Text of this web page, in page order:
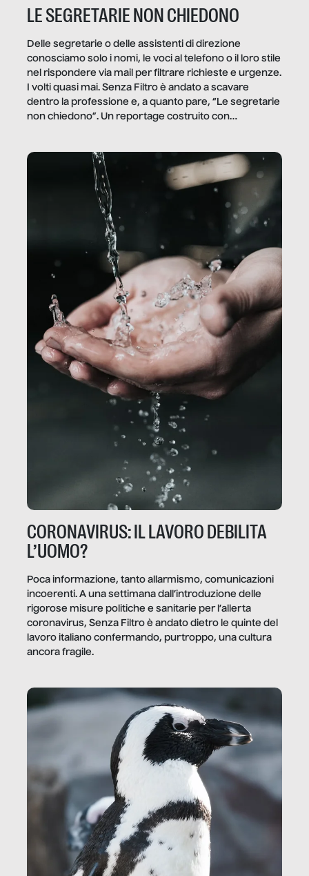
LE SEGRETARIE NON CHIEDONO
Delle segretarie o delle assistenti di direzione
conosciamo solo i nomi, le voci al telefono o il loro stile
nel rispondere via mail per filtrare richieste e urgenze.
I volti quasi mai. Senza Filtro è andato a scavare
dentro la professione e, a quanto pare, “Le segretarie
non chiedono”. Un reportage costruito con
CORONAVIRUS: IL LAVORO DEBILITA
L’UOMO?
Poca informazione, tanto allarmismo, comunicazioni
incoerenti. A una settimana dall’introduzione delle
rigorose misure politiche e sanitarie per l’allerta
coronavirus, Senza Filtro è andato dietro le quinte del
lavoro italiano confermando, purtroppo, una cultura
ancora fragile.